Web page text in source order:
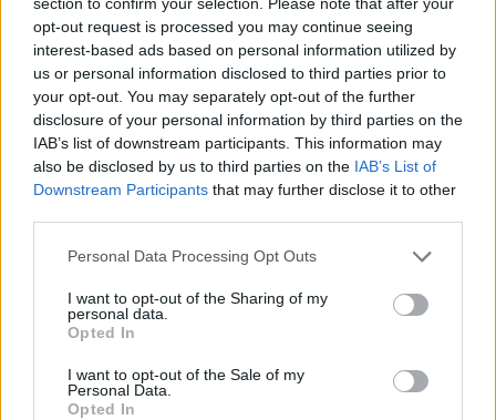
opt-out request is processed you may continue seeing
interest-based ads based on personal information utilized by
us or personal information disclosed to third parties prior to
your opt-out. You may separately opt-out of the further
disclosure of your personal information by third parties on the
IAB’s list of downstream participants. This information may
also be disclosed by us to third parties on the IAB’s List of
Downstream Participants that may further disclose it to other
Personal Data Processing Opt Outs
I want to opt-out of the Sharing of my
personal data.
Opted In
I want to opt-out of the Sale of my
Personal Data.
Opted In